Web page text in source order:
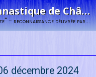
La Renaissance Gymnastique de Châlons-en-Champagne
association certifiée "club affilié bronze" - reconnaissance délivrée par la fédération française de gymnastique
décembre 2024